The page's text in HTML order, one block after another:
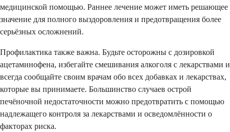
медицинской помощью. Раннее лечение может иметь решающее
значение для полного выздоровления и предотвращения более
серьёзных осложнений.
Профилактика также важна. Будьте осторожны с дозировкой
ацетаминофена, избегайте смешивания алкоголя с лекарствами и
всегда сообщайте своим врачам обо всех добавках и лекарствах,
которые вы принимаете. Большинство случаев острой
печёночной недостаточности можно предотвратить с помощью
надлежащего контроля за лекарствами и осведомлённости о
факторах риска.